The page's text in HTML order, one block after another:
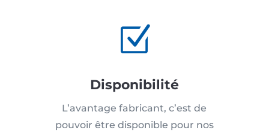
Z
Disponibilité
L’avantage fabricant, c’est de
pouvoir être disponible pour nos